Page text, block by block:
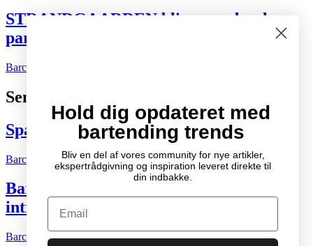
STRANDGAARDEN bliver ny dansk
partner for Tiger Beer og Desperados
Barchefen
Seneste indlæg
Spændende cocktail- og drinksbøger
Barchefen 04.10.2007 Litteratur 2
Bartenderens grundbog – Den ultimative
introduktion til cocktailkunsten
Barchefen 04.05.2015Litteratur 0
Hold dig opdateret med
bartending trends
Bliv en del af vores community for nye artikler,
ekspertrådgivning og inspiration leveret direkte til
din indbakke.
Email